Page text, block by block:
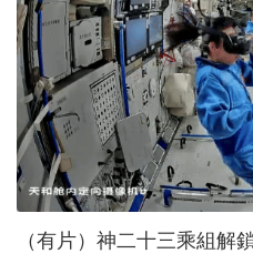
（有片）神二十三乘組解